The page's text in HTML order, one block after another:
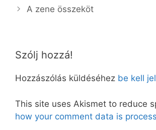
A zene összeköt
Szólj hozzá!
Hozzászólás küldéséhez be kell
This site uses Akismet to reduce
how your comment data is